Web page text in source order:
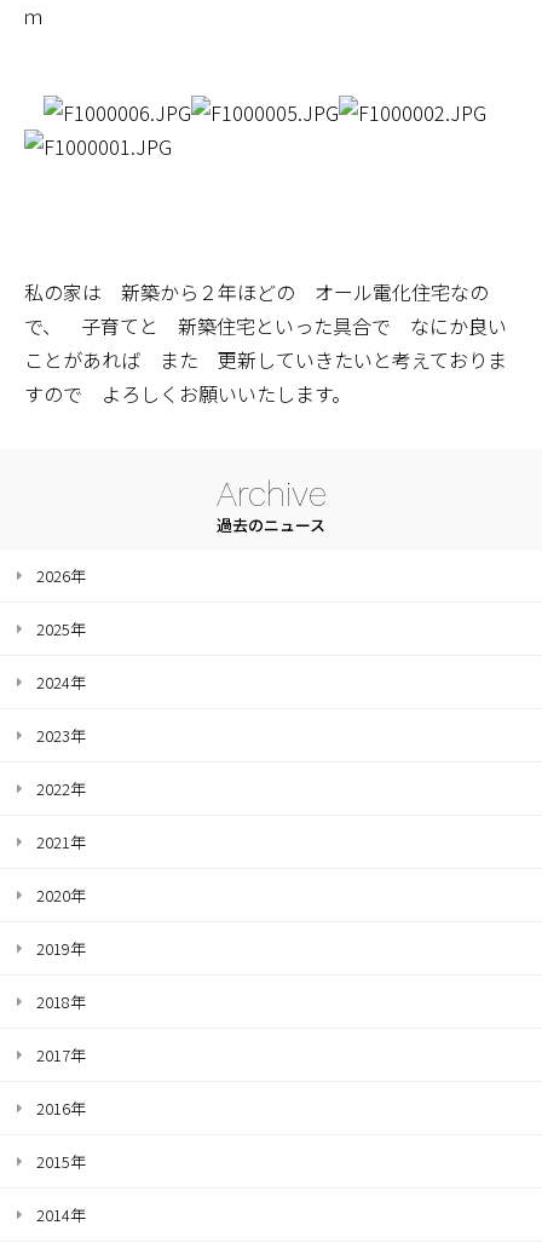
ｍ
私の家は 新築から２年ほどの オール電化住宅なの
で、 子育てと 新築住宅といった具合で なにか良い
ことがあれば また 更新していきたいと考えておりま
すので よろしくお願いいたします。
Archive
過去のニュース
2026年
2025年
2024年
2023年
2022年
2021年
2020年
2019年
2018年
2017年
2016年
2015年
2014年